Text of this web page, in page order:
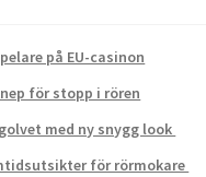
på EU-casinon
för stopp i rören
med ny snygg look
för rörmokare